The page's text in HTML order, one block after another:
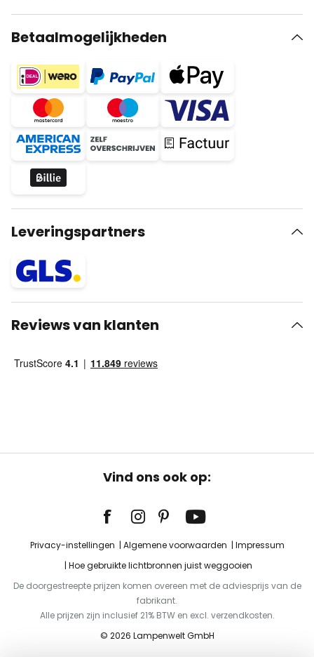
Betaalmogelijkheden
Leveringspartners
Reviews van klanten
Vind ons ook op:
Privacy-instellingen Algemene voorwaarden
Impressum
Hoe gebruikte lichtbronnen juist weggooien
De doorgestreepte prijzen komen overeen met de adviesprijs van de
fabrikant.
Alle prijzen zijn inclusief 21% BTW en excl. verzendkosten.
© 2026 Lampenwelt GmbH